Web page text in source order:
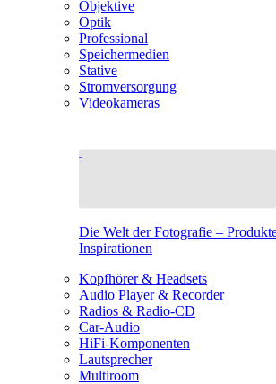
Objektive
Optik
Professional
Speichermedien
Stative
Stromversorgung
Videokameras
Die Welt der Fotografie –
Inspirationen
Kopfhörer & Headsets
Audio Player & Recorder
Radios & Radio-CD
Car-Audio
HiFi-Komponenten
Lautsprecher
Multiroom